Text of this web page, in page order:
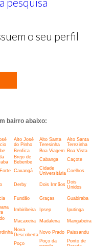
o seu perfil
bairro abaixo:
Alto José
do Pinho
Alto Santa
Teresinha
Alto Santa
Terezinha
Benfica Boa Viagem Boa Vista
Brejo de
Beberibe
Cabanga Caçote
Caxangá
Cidade
Universitária Coelhos
Derby Dois Irmãos Dois
Unidos
Fundão Graças Guabiraba
Imbiribeira Ipsep Iputinga
Macaxeira Madalena Mangabeira
Nova
Descoberta Novo Prado Paissandu
Poço
Poço da
Ponto de